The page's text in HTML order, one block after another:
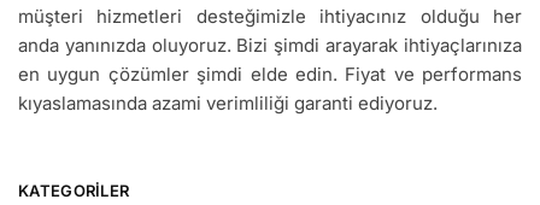
müşteri hizmetleri desteğimizle ihtiyacınız olduğu her
anda yanınızda oluyoruz. Bizi şimdi arayarak ihtiyaçlarınıza
en uygun çözümler şimdi elde edin. Fiyat ve performans
kıyaslamasında azami verimliliği garanti ediyoruz.
KATEGORILER